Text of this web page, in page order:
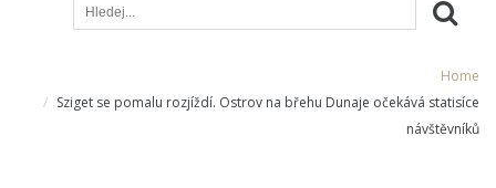
Home
Sziget se pomalu rozjíždí. Ostrov na břehu Dunaje očekává statisíce
návštěvníků